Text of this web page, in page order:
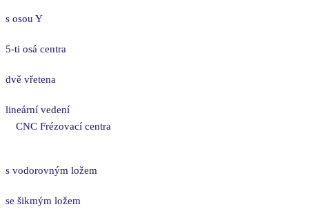
s osou Y
5-ti osá centra
dvě vřetena
lineární vedení
CNC Frézovací centra
s vodorovným ložem
se šikmým ložem